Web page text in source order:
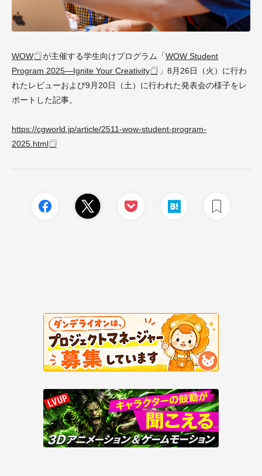
WOW が主催する学生向けプログラム「WOW Student
Program 2025—Ignite Your Creativity
」8月26日（火）に行わ
れたレビューおよび9月20日（土）に行われた発表会の様子をレ
ポートした記事。
https://cgworld.jp/article/2511-wow-student-program-
2025.html